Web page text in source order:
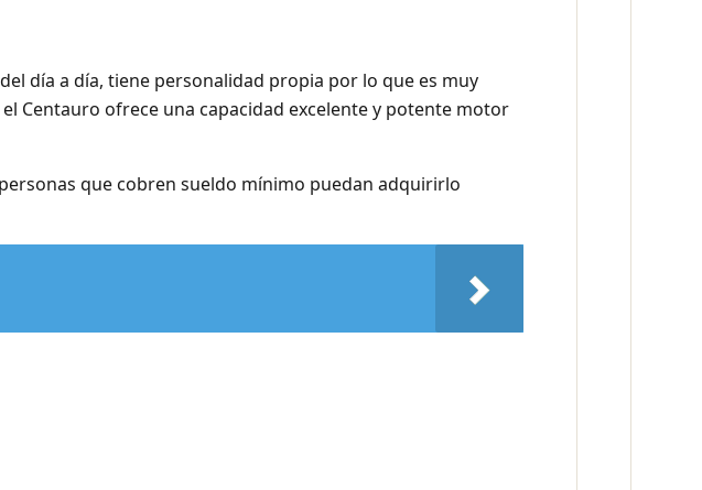
día a día, tiene personalidad propia por lo que es muy
Centauro ofrece una capacidad excelente y potente motor
que cobren sueldo mínimo puedan adquirirlo